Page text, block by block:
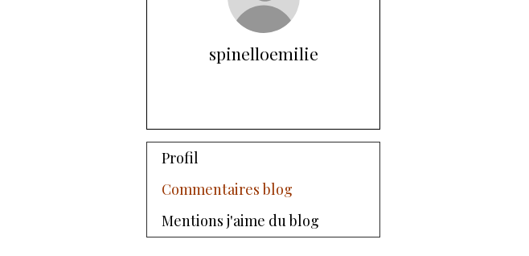
spinelloemilie
Profil
Commentaires blog
Mentions j'aime du blog